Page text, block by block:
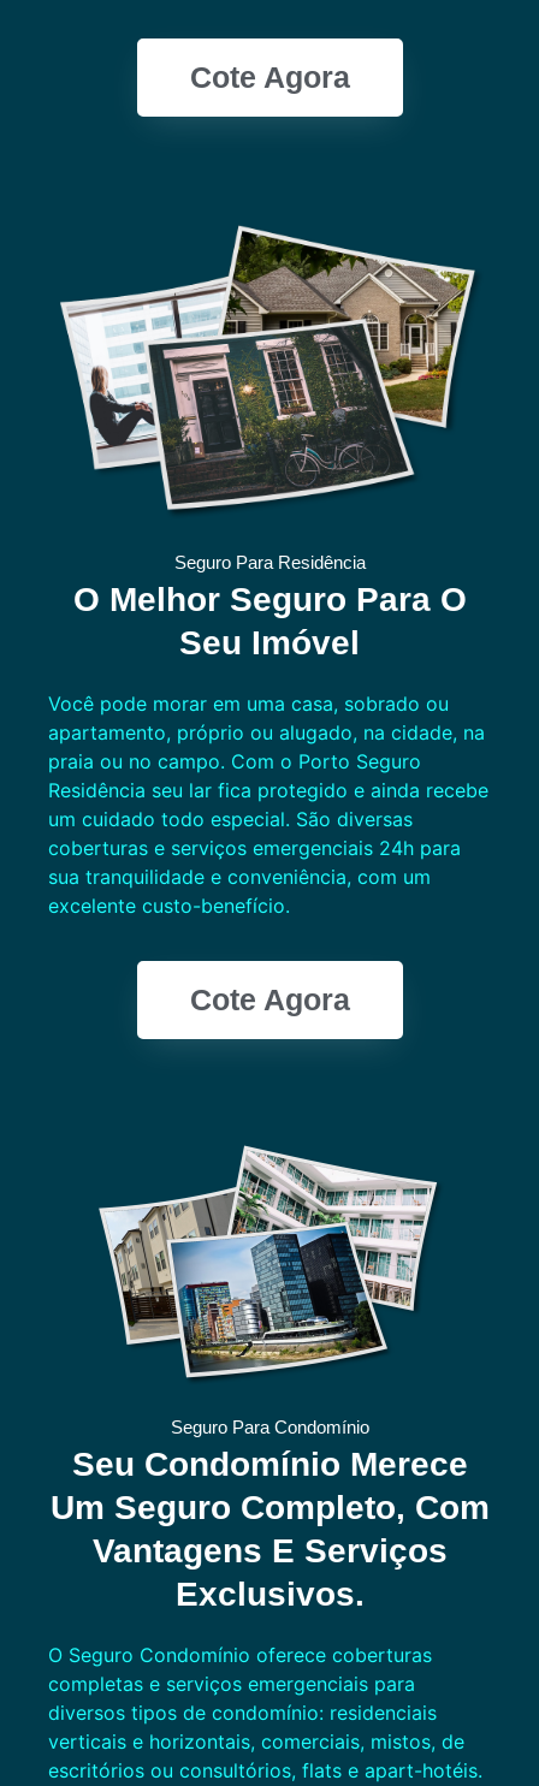
Cote Agora
Seguro Para Residência
O Melhor Seguro Para O
Seu Imóvel
Você pode morar em uma casa, sobrado ou
apartamento, próprio ou alugado, na cidade, na
praia ou no campo. Com o Porto Seguro
Residência seu lar fica protegido e ainda recebe
um cuidado todo especial. São diversas
coberturas e serviços emergenciais 24h para
sua tranquilidade e conveniência, com um
excelente custo-benefício.
Cote Agora
Seguro Para Condomínio
Seu Condomínio Merece
Um Seguro Completo, Com
Vantagens E Serviços
Exclusivos.
O Seguro Condomínio oferece coberturas
completas e serviços emergenciais para
diversos tipos de condomínio: residenciais
verticais e horizontais, comerciais, mistos, de
escritórios ou consultórios, flats e apart-hotéis.